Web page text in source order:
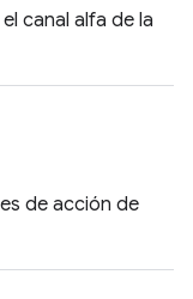
canal alfa de la
de acción de